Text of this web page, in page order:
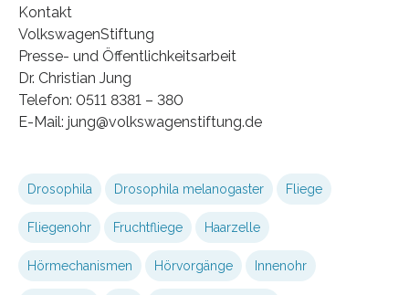
Kontakt
VolkswagenStiftung
Presse- und Öffentlichkeitsarbeit
Dr. Christian Jung
Telefon: 0511 8381 – 380
E-Mail: jung@volkswagenstiftung.de
Drosophila Drosophila melanogaster Fliege
Fliegenohr Fruchtfliege Haarzelle
Hörmechanismen Hörvorgänge Innenohr